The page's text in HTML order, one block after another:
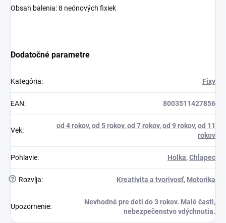
Obsah balenia: 8 neónových fixiek
Dodatočné parametre
Kategória: Fixy
EAN: 8003511427856
Vek:
od 4 rokov,od 5 rokov,od 7 rokov,od 9 rokov,od 11
rokov
Pohlavie: Holka,Chlapec
? Rozvíja: Kreativita a tvorivosť, Motorika
Upozornenie:
Nevhodné pre deti do 3 rokov. Malé časti,
nebezpečenstvo vdýchnutia.